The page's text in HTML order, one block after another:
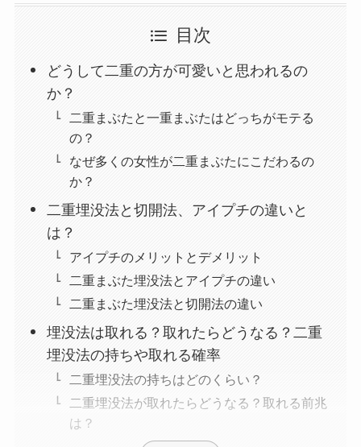
目次
どうして二重の方が可愛いと思われるの
か？
二重まぶたと一重まぶたはどっちがモテる
の？
なぜ多くの女性が二重まぶたにこだわるの
か？
二重埋没法と切開法、アイプチの違いと
は？
アイプチのメリットとデメリット
二重まぶた埋没法とアイプチの違い
二重まぶた埋没法と切開法の違い
埋没法は取れる？取れたらどうなる？二重
埋没法の持ちや取れる確率
二重埋没法の持ちはどのくらい？
二重埋没法が取れたらどうなる？取れる前兆
は？